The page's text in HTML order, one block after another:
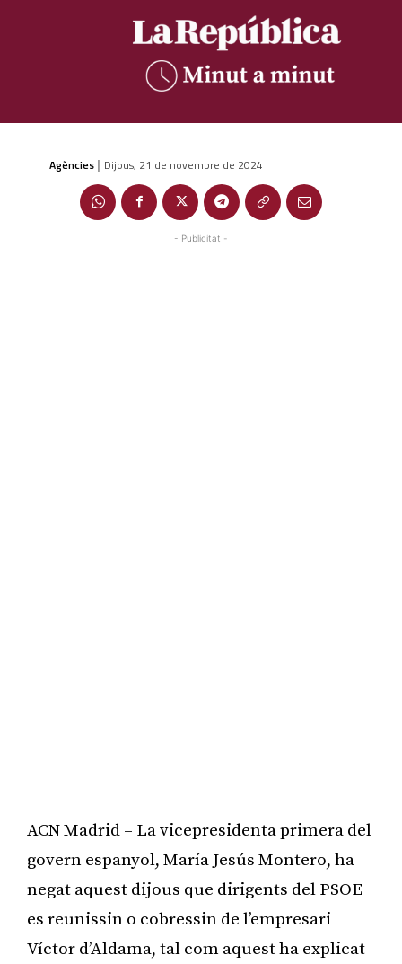
Agències | Dijous, 21 de novembre de 2024
- Publicitat -
ACN Madrid – La vicepresidenta primera del
govern espanyol, María Jesús Montero, ha
negat aquest dijous que dirigents del PSOE
es reunissin o cobressin de l’empresari
Víctor d’Aldama, tal com aquest ha explicat